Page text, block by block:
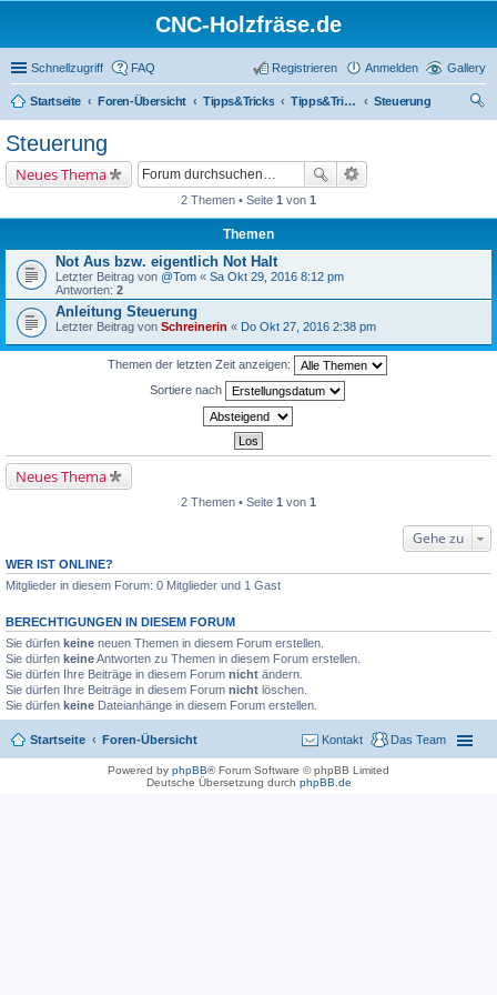
CNC-Holzfräse.de
Schnellzugriff Gallery
FAQ Anmelden
Registrieren
Startseite Foren-Übersicht Tipps&Tricks Tipps&Tricks Holzfräse
Steuerung
Steuerung
Neues Thema
2 Themen • Seite 1 von 1
Themen
Not Aus bzw. eigentlich Not Halt
Letzter Beitrag von @Tom « Sa Okt 29, 2016 8:12 pm
Antworten: 2
Anleitung Steuerung
Letzter Beitrag von Schreinerin « Do Okt 27, 2016 2:38 pm
Themen der letzten Zeit anzeigen:
Sortiere nach
Neues Thema
2 Themen • Seite 1 von 1
Gehe zu
WER IST ONLINE?
Mitglieder in diesem Forum: 0 Mitglieder und 1 Gast
BERECHTIGUNGEN IN DIESEM FORUM
Sie dürfen keine neuen Themen in diesem Forum erstellen.
Sie dürfen keineAntworten zu Themen in diesem Forum erstellen.
Sie dürfen Ihre Beiträge in diesem Forum nicht ändern.
Sie dürfen Ihre Beiträge in diesem Forum nicht löschen.
Sie dürfen keine Dateianhänge in diesem Forum erstellen.
Startseite Foren-Übersicht Das Team
Kontakt
Powered by phpBB® Forum Software © phpBB Limited
Deutsche Übersetzung durch phpBB.de